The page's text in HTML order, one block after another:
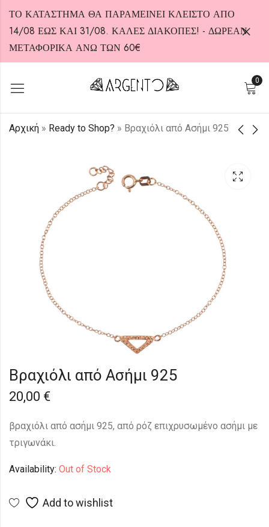
ΤΟ ΚΑΤΑΣΤΗΜΑ ΘΑ ΠΑΡΑΜΕΙΝΕΙ ΚΛΕΙΣΤΟ ΑΠΟ
14/08 ΕΩΣ ΚΑΙ 31/08. ΚΑΛΕΣ ΔΙΑΚΟΠΕΣ! - ΔΩΡΕΑΝ
ΜΕΤΑΦΟΡΙΚΑ ΑΝΩ ΤΩΝ 60€
0
Αρχική » Ready to Shop? » Βραχιόλι από Ασήμι 925
30,00€
Βραχιόλι από Ασήμι 925
20,00 €
βραχιόλι από ασήμι 925, από ρόζ επιχρυσωμένο ασήμι με
τριγωνάκι.
Availability: Out of Stock
Add to wishlist